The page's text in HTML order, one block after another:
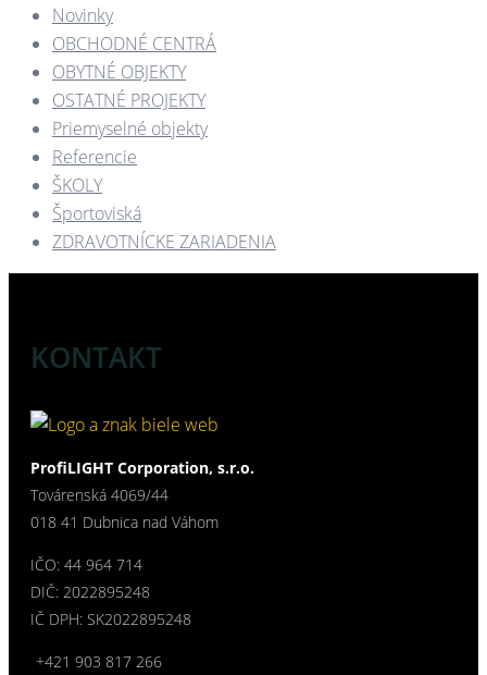
Novinky
OBCHODNÉ CENTRÁ​
OBYTNÉ OBJEKTY​
OSTATNÉ PROJEKTY​
Priemyselné objekty
Referencie
ŠKOLY
Športoviská
ZDRAVOTNÍCKE ZARIADENIA​
KONTAKT
ProfiLIGHT Corporation, s.r.o.
Továrenská 4069/44
018 41 Dubnica nad Váhom
IČO: 44 964 714
DIČ: 2022895248
IČ DPH: SK2022895248
+421 903 817 266